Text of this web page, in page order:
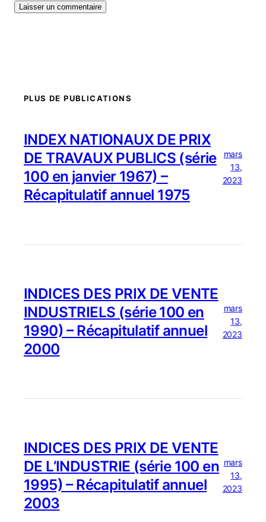
PLUS DE PUBLICATIONS
INDEX NATIONAUX DE PRIX
DE TRAVAUX PUBLICS (série
100 en janvier 1967) –
Récapitulatif annuel 1975
mars
13,
2023
INDICES DES PRIX DE VENTE
INDUSTRIELS (série 100 en
1990) – Récapitulatif annuel
2000
mars
13,
2023
INDICES DES PRIX DE VENTE
DE L’INDUSTRIE (série 100 en
1995) – Récapitulatif annuel
2003
mars
13,
2023